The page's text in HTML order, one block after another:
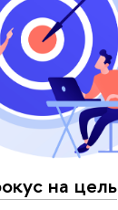
на цель